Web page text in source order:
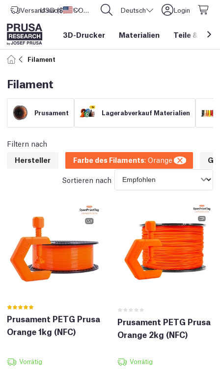
Versand nach Vereinigte Staaten
USD ($) CORE One L: Jetzt auf Lager! Deutsch Login
3D-Drucker Materialien Teile &
Filament
Filament
Prusament Lagerabverkauf Materialien
Filtern nach
Hersteller
Farbe des Filaments: Orange
Sortieren nach
Prusament PETG Prusa
Orange 1kg (NFC)
Vorrätig
Prusament PETG Prusa
Orange 2kg (NFC)
Vorrätig